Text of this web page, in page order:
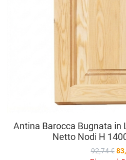
Antina Barocca Bugnata in
Netto Nodi H
92,74 €